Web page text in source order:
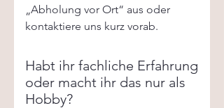
„Abholung vor Ort“ aus oder
kontaktiere uns kurz vorab.
Habt ihr fachliche Erfahrung
oder macht ihr das nur als
Hobby?